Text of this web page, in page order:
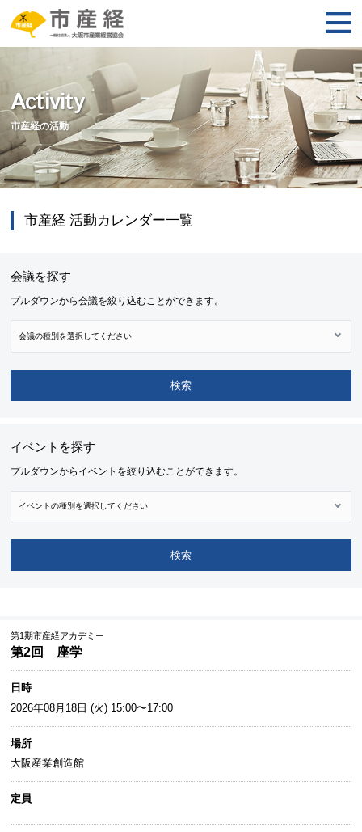
Activity
市産経の活動
市産経 活動カレンダー一覧
会議を探す
プルダウンから会議を絞り込むことができます。
検索
イベントを探す
プルダウンからイベントを絞り込むことができます。
検索
第1期市産経アカデミー
第2回 座学
日時
2026年08月18日 (火) 15:00〜17:00
場所
大阪産業創造館
定員